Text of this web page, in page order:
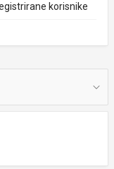
korisnike